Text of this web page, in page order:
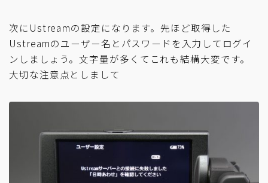
次にUstreamの設定になります。先ほど取得した
Ustreamのユーザー名とパスワードを入力してログイ
ンしましょう。文字量が多くてこれも結構大変です。
大切な注意点としまして